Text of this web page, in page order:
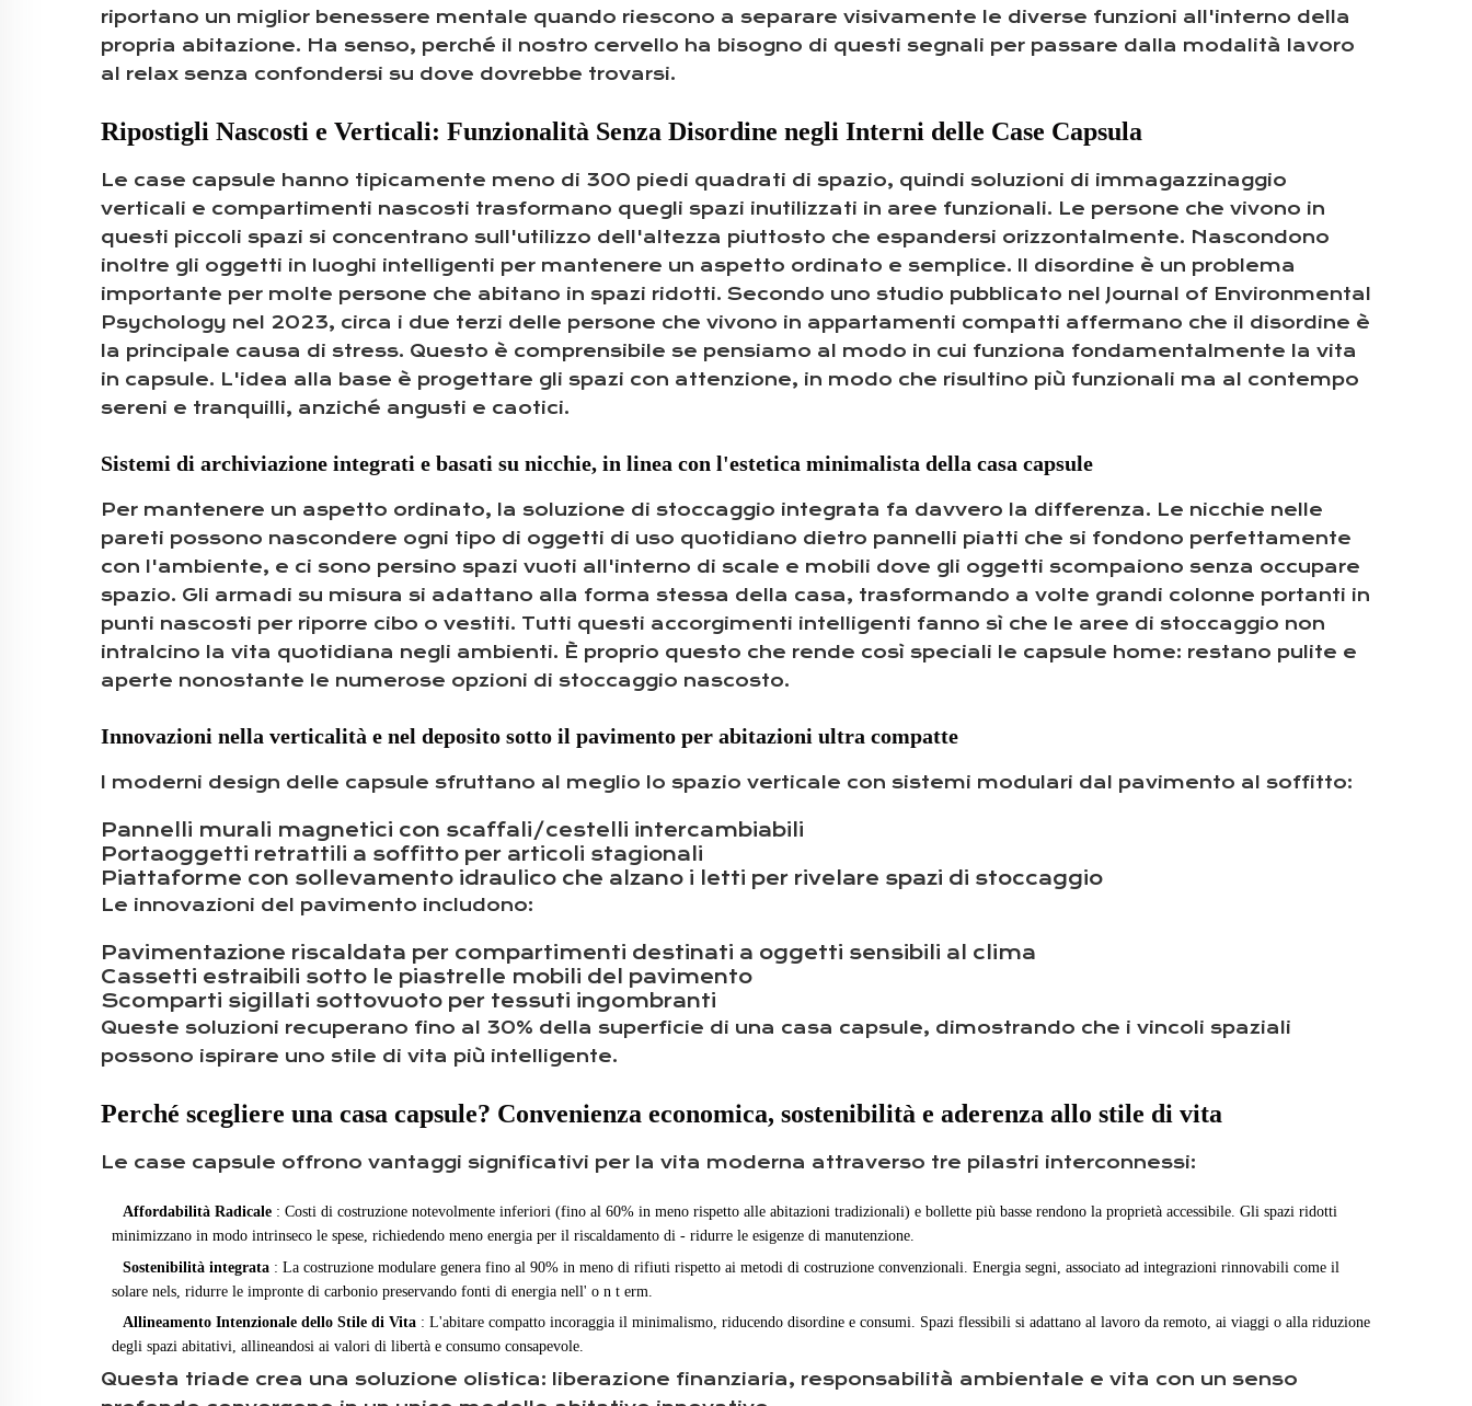
riportano un miglior benessere mentale quando riescono a separare visivamente le diverse funzioni all'interno della
propria abitazione. Ha senso, perché il nostro cervello ha bisogno di questi segnali per passare dalla modalità lavoro
al relax senza confondersi su dove dovrebbe trovarsi.
Ripostigli Nascosti e Verticali: Funzionalità Senza Disordine negli Interni delle Case Capsula
Le case capsule hanno tipicamente meno di 300 piedi quadrati di spazio, quindi soluzioni di immagazzinaggio
verticali e compartimenti nascosti trasformano quegli spazi inutilizzati in aree funzionali. Le persone che vivono in
questi piccoli spazi si concentrano sull'utilizzo dell'altezza piuttosto che espandersi orizzontalmente. Nascondono
inoltre gli oggetti in luoghi intelligenti per mantenere un aspetto ordinato e semplice. Il disordine è un problema
importante per molte persone che abitano in spazi ridotti. Secondo uno studio pubblicato nel Journal of Environmental
Psychology nel 2023, circa i due terzi delle persone che vivono in appartamenti compatti affermano che il disordine è
la principale causa di stress. Questo è comprensibile se pensiamo al modo in cui funziona fondamentalmente la vita
in capsule. L'idea alla base è progettare gli spazi con attenzione, in modo che risultino più funzionali ma al contempo
sereni e tranquilli, anziché angusti e caotici.
Sistemi di archiviazione integrati e basati su nicchie, in linea con l'estetica minimalista della casa capsule
Per mantenere un aspetto ordinato, la soluzione di stoccaggio integrata fa davvero la differenza. Le nicchie nelle
pareti possono nascondere ogni tipo di oggetti di uso quotidiano dietro pannelli piatti che si fondono perfettamente
con l'ambiente, e ci sono persino spazi vuoti all'interno di scale e mobili dove gli oggetti scompaiono senza occupare
spazio. Gli armadi su misura si adattano alla forma stessa della casa, trasformando a volte grandi colonne portanti in
punti nascosti per riporre cibo o vestiti. Tutti questi accorgimenti intelligenti fanno sì che le aree di stoccaggio non
intralcino la vita quotidiana negli ambienti. È proprio questo che rende così speciali le capsule home: restano pulite e
aperte nonostante le numerose opzioni di stoccaggio nascosto.
Innovazioni nella verticalità e nel deposito sotto il pavimento per abitazioni ultra compatte
I moderni design delle capsule sfruttano al meglio lo spazio verticale con sistemi modulari dal pavimento al soffitto:
Pannelli murali magnetici con scaffali/cestelli intercambiabili
Portaoggetti retrattili a soffitto per articoli stagionali
Piattaforme con sollevamento idraulico che alzano i letti per rivelare spazi di stoccaggio
Le innovazioni del pavimento includono:
Pavimentazione riscaldata per compartimenti destinati a oggetti sensibili al clima
Cassetti estraibili sotto le piastrelle mobili del pavimento
Scomparti sigillati sottovuoto per tessuti ingombranti
Queste soluzioni recuperano fino al 30% della superficie di una casa capsule, dimostrando che i vincoli spaziali
possono ispirare uno stile di vita più intelligente.
Perché scegliere una casa capsule? Convenienza economica, sostenibilità e aderenza allo stile di vita
Le case capsule offrono vantaggi significativi per la vita moderna attraverso tre pilastri interconnessi:
Affordabilità Radicale : Costi di costruzione notevolmente inferiori (fino al 60% in meno rispetto alle abitazioni tradizionali) e bollette più basse rendono la proprietà accessibile. Gli spazi ridotti
minimizzano in modo intrinseco le spese, richiedendo meno energia per il riscaldamento di - ridurre le esigenze di manutenzione.
Sostenibilità integrata : La costruzione modulare genera fino al 90% in meno di rifiuti rispetto ai metodi di costruzione convenzionali. Energia segni, associato ad integrazioni rinnovabili come il
solare nels, ridurre le impronte di carbonio preservando fonti di energia nell' o n t erm.
Allineamento Intenzionale dello Stile di Vita : L'abitare compatto incoraggia il minimalismo, riducendo disordine e consumi. Spazi flessibili si adattano al lavoro da remoto, ai viaggi o alla riduzione
degli spazi abitativi, allineandosi ai valori di libertà e consumo consapevole.
Questa triade crea una soluzione olistica: liberazione finanziaria, responsabilità ambientale e vita con un senso